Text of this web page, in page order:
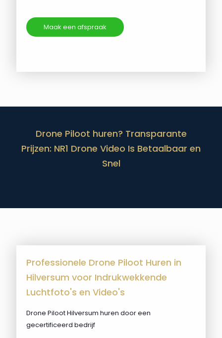
Maak een afspraak
Drone Piloot huren? Transparante
Prijzen: NR1 Drone Video Is Betaalbaar en
Snel
Professionele Drone Piloot Huren in
Hilversum voor Indrukwekkende
Luchtfoto's en Video's
Drone Piloot Hilversum huren door een
gecertificeerd bedrijf